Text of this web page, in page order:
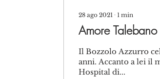
28 ago 2021 ∙ 1 min
Amore Talebano
Il Bozzolo Azzurro
anni. Accanto a lei il
Hospital di...